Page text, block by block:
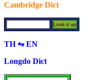
Cambridge Dict
TH ⇋ EN
Longdo Dict